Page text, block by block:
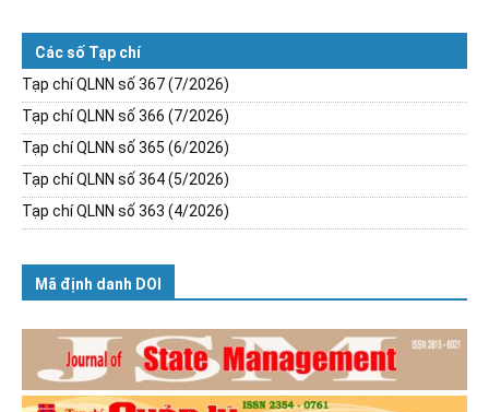
Các số Tạp chí
Tạp chí QLNN số 367 (7/2026)
Tạp chí QLNN số 366 (7/2026)
Tạp chí QLNN số 365 (6/2026)
Tạp chí QLNN số 364 (5/2026)
Tạp chí QLNN số 363 (4/2026)
Mã định danh DOI